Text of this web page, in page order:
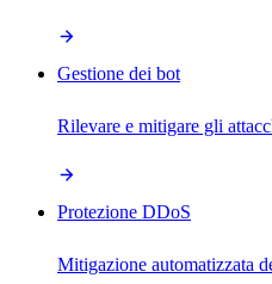
Gestione dei bot
Rilevare e mitigare gli
Protezione DDoS
Mitigazione automatizzata